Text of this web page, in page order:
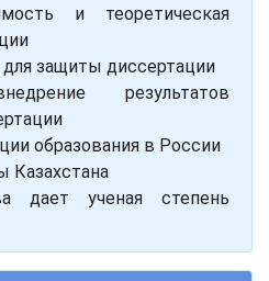
и теоретическая
защиты диссертации
результатов
образования в России
Казахстана
дает ученая степень